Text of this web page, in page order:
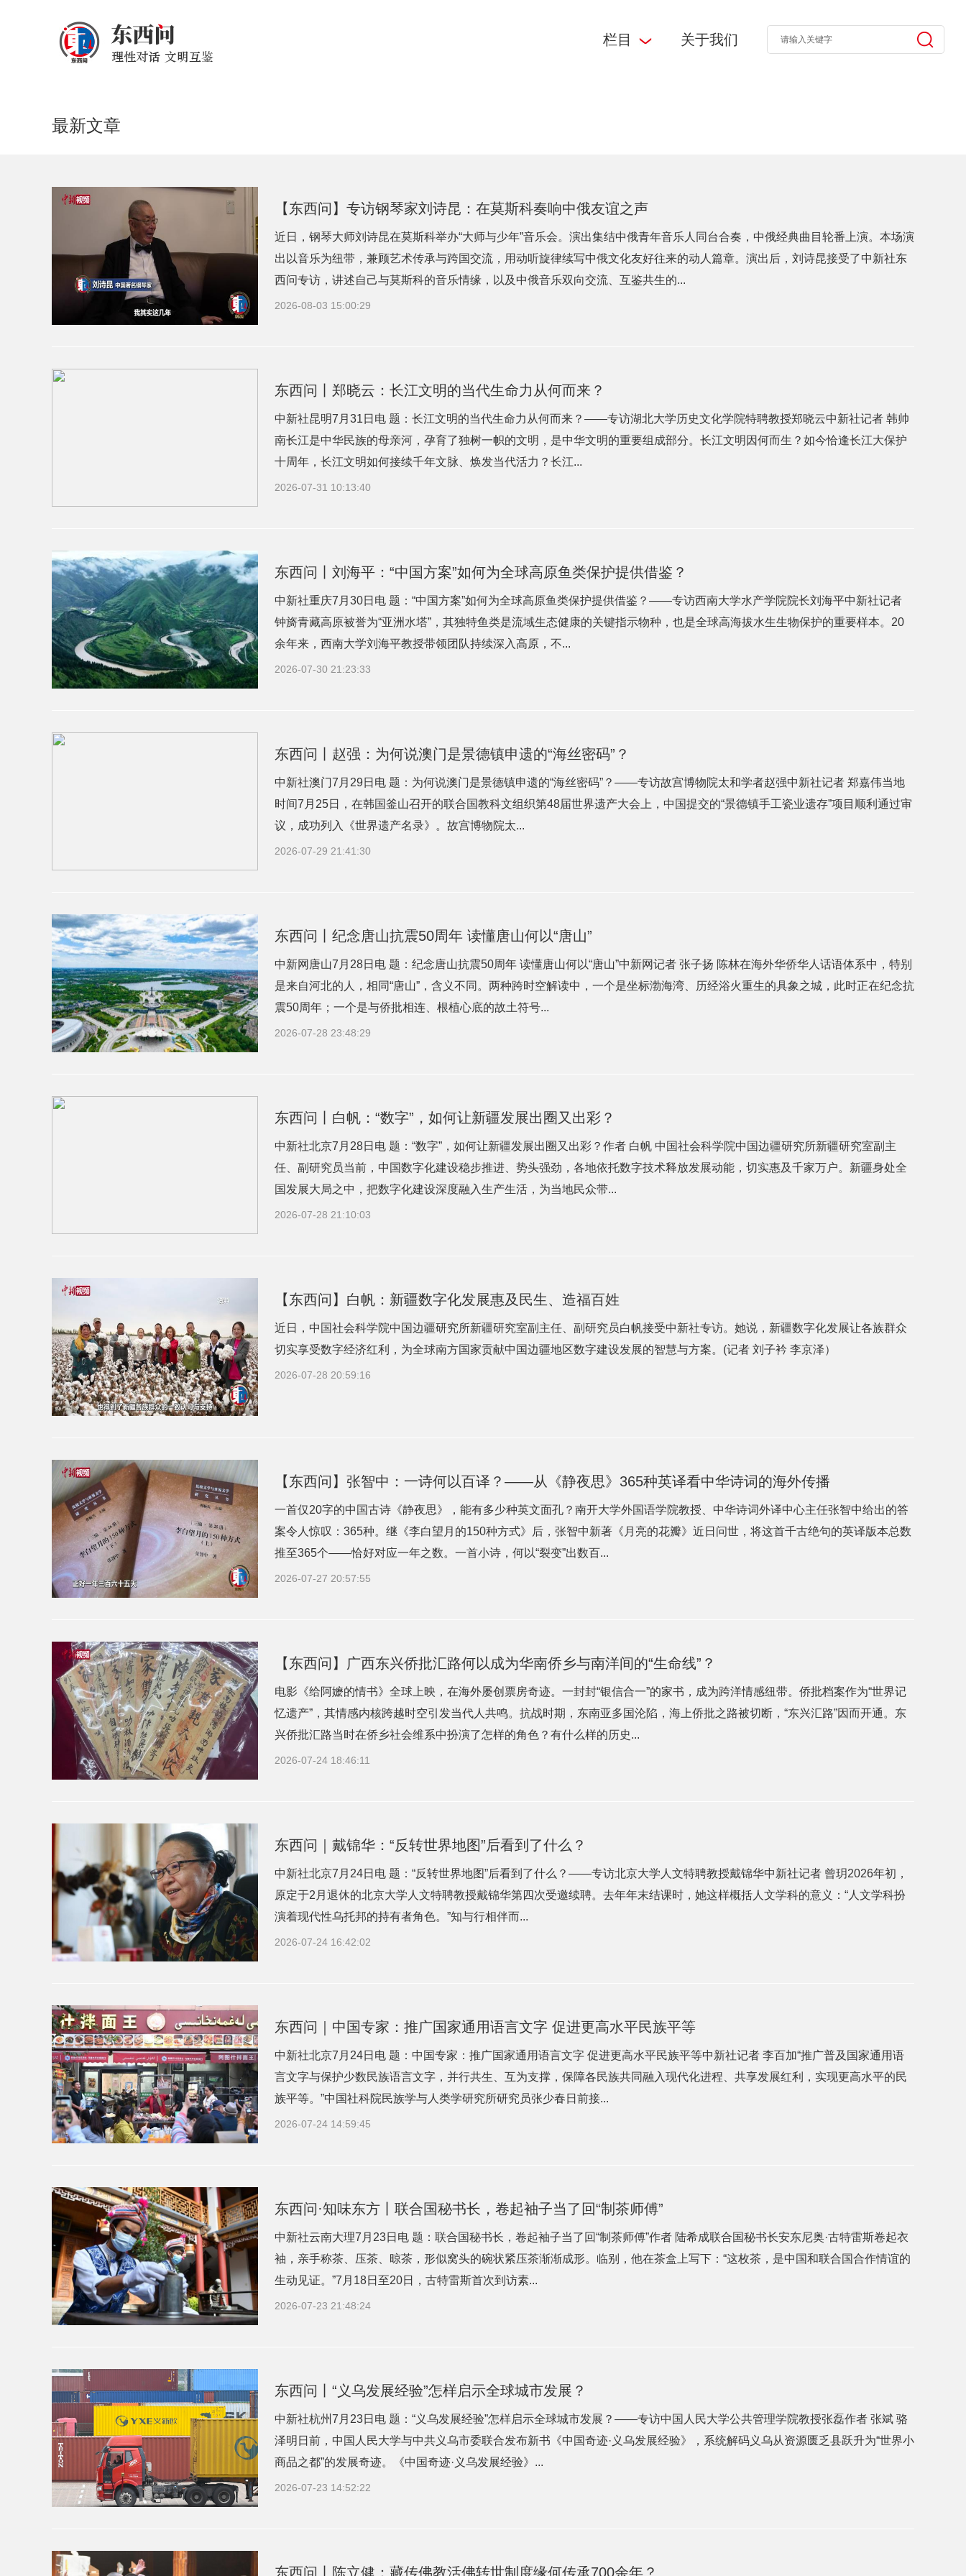
栏目 关于我们
最新文章
【东西问】专访钢琴家刘诗昆：在莫斯科奏响中俄友谊之声
近日，钢琴大师刘诗昆在莫斯科举办“大师与少年”音乐会。演出集结中俄青年音乐人同台合奏，中俄经典曲目轮番上演。本场演
出以音乐为纽带，兼顾艺术传承与跨国交流，用动听旋律续写中俄文化友好往来的动人篇章。演出后，刘诗昆接受了中新社东
西问专访，讲述自己与莫斯科的音乐情缘，以及中俄音乐双向交流、互鉴共生的...
2026-08-03 15:00:29
东西问丨郑晓云：长江文明的当代生命力从何而来？
中新社昆明7月31日电 题：长江文明的当代生命力从何而来？——专访湖北大学历史文化学院特聘教授郑晓云中新社记者 韩帅
南长江是中华民族的母亲河，孕育了独树一帜的文明，是中华文明的重要组成部分。长江文明因何而生？如今恰逢长江大保护
十周年，长江文明如何接续千年文脉、焕发当代活力？长江...
2026-07-31 10:13:40
东西问丨刘海平：“中国方案”如何为全球高原鱼类保护提供借鉴？
中新社重庆7月30日电 题：“中国方案”如何为全球高原鱼类保护提供借鉴？——专访西南大学水产学院院长刘海平中新社记者
钟旖青藏高原被誉为“亚洲水塔”，其独特鱼类是流域生态健康的关键指示物种，也是全球高海拔水生生物保护的重要样本。20
余年来，西南大学刘海平教授带领团队持续深入高原，不...
2026-07-30 21:23:33
东西问丨赵强：为何说澳门是景德镇申遗的“海丝密码”？
中新社澳门7月29日电 题：为何说澳门是景德镇申遗的“海丝密码”？——专访故宫博物院太和学者赵强中新社记者 郑嘉伟当地
时间7月25日，在韩国釜山召开的联合国教科文组织第48届世界遗产大会上，中国提交的“景德镇手工瓷业遗存”项目顺利通过审
议，成功列入《世界遗产名录》。故宫博物院太...
2026-07-29 21:41:30
东西问丨纪念唐山抗震50周年 读懂唐山何以“唐山”
中新网唐山7月28日电 题：纪念唐山抗震50周年 读懂唐山何以“唐山”中新网记者 张子扬 陈林在海外华侨华人话语体系中，特别
是来自河北的人，相同“唐山”，含义不同。两种跨时空解读中，一个是坐标渤海湾、历经浴火重生的具象之城，此时正在纪念抗
震50周年；一个是与侨批相连、根植心底的故土符号...
2026-07-28 23:48:29
东西问丨白帆：“数字”，如何让新疆发展出圈又出彩？
中新社北京7月28日电 题：“数字”，如何让新疆发展出圈又出彩？作者 白帆 中国社会科学院中国边疆研究所新疆研究室副主
任、副研究员当前，中国数字化建设稳步推进、势头强劲，各地依托数字技术释放发展动能，切实惠及千家万户。新疆身处全
国发展大局之中，把数字化建设深度融入生产生活，为当地民众带...
2026-07-28 21:10:03
【东西问】白帆：新疆数字化发展惠及民生、造福百姓
近日，中国社会科学院中国边疆研究所新疆研究室副主任、副研究员白帆接受中新社专访。她说，新疆数字化发展让各族群众
切实享受数字经济红利，为全球南方国家贡献中国边疆地区数字建设发展的智慧与方案。(记者 刘子衿 李京泽）
2026-07-28 20:59:16
【东西问】张智中：一诗何以百译？——从《静夜思》365种英译看中华诗词的海外传播
一首仅20字的中国古诗《静夜思》，能有多少种英文面孔？南开大学外国语学院教授、中华诗词外译中心主任张智中给出的答
案令人惊叹：365种。继《李白望月的150种方式》后，张智中新著《月亮的花瓣》近日问世，将这首千古绝句的英译版本总数
推至365个——恰好对应一年之数。一首小诗，何以“裂变”出数百...
2026-07-27 20:57:55
【东西问】广西东兴侨批汇路何以成为华南侨乡与南洋间的“生命线”？
电影《给阿嬷的情书》全球上映，在海外屡创票房奇迹。一封封“银信合一”的家书，成为跨洋情感纽带。侨批档案作为“世界记
忆遗产”，其情感内核跨越时空引发当代人共鸣。抗战时期，东南亚多国沦陷，海上侨批之路被切断，“东兴汇路”因而开通。东
兴侨批汇路当时在侨乡社会维系中扮演了怎样的角色？有什么样的历史...
2026-07-24 18:46:11
东西问｜戴锦华：“反转世界地图”后看到了什么？
中新社北京7月24日电 题：“反转世界地图”后看到了什么？——专访北京大学人文特聘教授戴锦华中新社记者 曾玥2026年初，
原定于2月退休的北京大学人文特聘教授戴锦华第四次受邀续聘。去年年末结课时，她这样概括人文学科的意义：“人文学科扮
演着现代性乌托邦的持有者角色。”知与行相伴而...
2026-07-24 16:42:02
东西问｜中国专家：推广国家通用语言文字 促进更高水平民族平等
中新社北京7月24日电 题：中国专家：推广国家通用语言文字 促进更高水平民族平等中新社记者 李百加“推广普及国家通用语
言文字与保护少数民族语言文字，并行共生、互为支撑，保障各民族共同融入现代化进程、共享发展红利，实现更高水平的民
族平等。”中国社科院民族学与人类学研究所研究员张少春日前接...
2026-07-24 14:59:45
东西问·知味东方丨联合国秘书长，卷起袖子当了回“制茶师傅”
中新社云南大理7月23日电 题：联合国秘书长，卷起袖子当了回“制茶师傅”作者 陆希成联合国秘书长安东尼奥·古特雷斯卷起衣
袖，亲手称茶、压茶、晾茶，形似窝头的碗状紧压茶渐渐成形。临别，他在茶盒上写下：“这枚茶，是中国和联合国合作情谊的
生动见证。”7月18日至20日，古特雷斯首次到访素...
2026-07-23 21:48:24
东西问丨“义乌发展经验”怎样启示全球城市发展？
中新社杭州7月23日电 题：“义乌发展经验”怎样启示全球城市发展？——专访中国人民大学公共管理学院教授张磊作者 张斌 骆
泽明日前，中国人民大学与中共义乌市委联合发布新书《中国奇迹·义乌发展经验》，系统解码义乌从资源匮乏县跃升为“世界小
商品之都”的发展奇迹。《中国奇迹·义乌发展经验》...
2026-07-23 14:52:22
东西问丨陈立健：藏传佛教活佛转世制度缘何传承700余年？